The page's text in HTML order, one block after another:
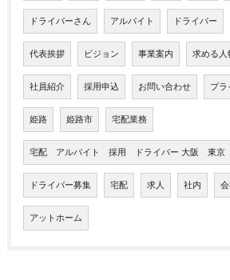
ドライバーさん アルバイト ドライバー
代表挨拶 ビジョン 事業案内 求める人
社員紹介 採用申込 お問い合わせ プラ
姫路 姫路市 宅配業務
宅配 アルバイト 採用 ドライバー 大阪 東
ドライバー募集 宅配 求人 社内
アットホーム